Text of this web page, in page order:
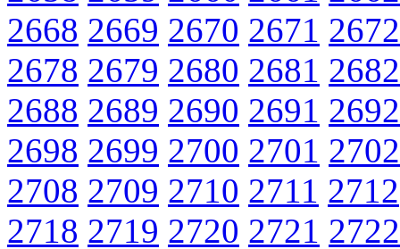
2668 2669 2670 2671 2672
2678 2679 2680 2681 2682
2688 2689 2690 2691 2692
2698 2699 2700 2701 2702
2708 2709 2710 2711 2712
2718 2719 2720 2721 2722